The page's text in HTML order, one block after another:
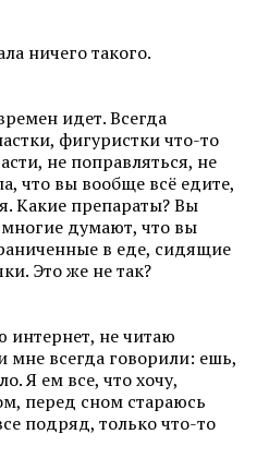
ничего такого.
идет. Всегда
фигуристки что-то
не поправляться, не
что вы вообще всё едите,
Какие препараты? Вы
многие думают, что вы
в еде, сидящие
Это же не так?
интернет, не читаю
мне всегда говорили: ешь,
Я ем все, что хочу,
перед сном стараюсь
подряд, только что-то